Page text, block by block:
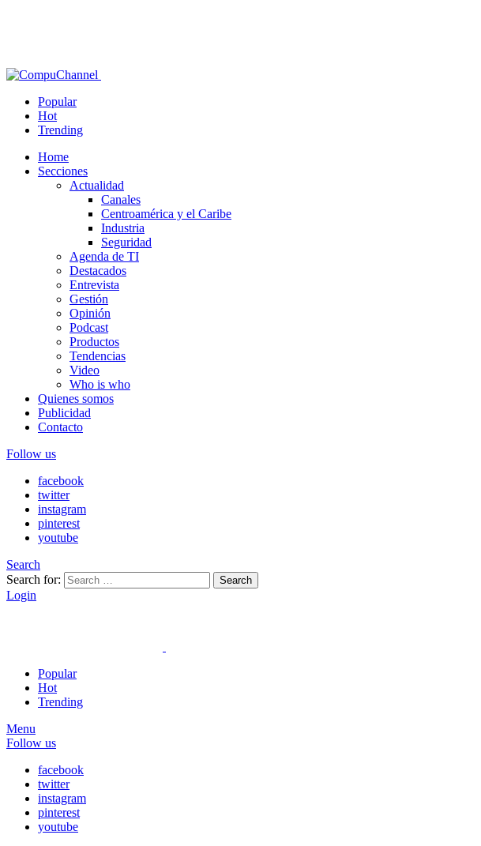
Popular
Hot
Trending
Home
Secciones
Actualidad
Canales
Centroamérica y el Caribe
Industria
Seguridad
Agenda de TI
Destacados
Entrevista
Gestión
Opinión
Podcast
Productos
Tendencias
Video
Who is who
Quienes somos
Publicidad
Contacto
Follow us
facebook
twitter
instagram
pinterest
youtube
Search
Search for:
Search
Login
Popular
Hot
Trending
Menu
Follow us
facebook
twitter
instagram
pinterest
youtube